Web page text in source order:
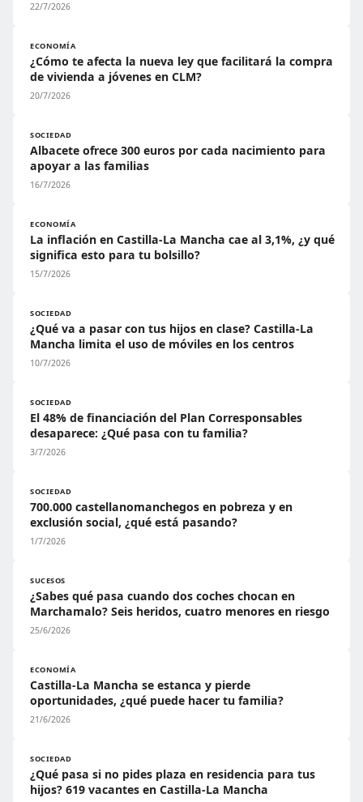
22/7/2026
ECONOMÍA
¿Cómo te afecta la nueva ley que facilitará la compra
de vivienda a jóvenes en CLM?
20/7/2026
SOCIEDAD
Albacete ofrece 300 euros por cada nacimiento para
apoyar a las familias
16/7/2026
ECONOMÍA
La inflación en Castilla-La Mancha cae al 3,1%, ¿y qué
significa esto para tu bolsillo?
15/7/2026
SOCIEDAD
¿Qué va a pasar con tus hijos en clase? Castilla-La
Mancha limita el uso de móviles en los centros
10/7/2026
SOCIEDAD
El 48% de financiación del Plan Corresponsables
desaparece: ¿Qué pasa con tu familia?
3/7/2026
SOCIEDAD
700.000 castellanomanchegos en pobreza y en
exclusión social, ¿qué está pasando?
1/7/2026
SUCESOS
¿Sabes qué pasa cuando dos coches chocan en
Marchamalo? Seis heridos, cuatro menores en riesgo
25/6/2026
ECONOMÍA
Castilla-La Mancha se estanca y pierde
oportunidades, ¿qué puede hacer tu familia?
21/6/2026
SOCIEDAD
¿Qué pasa si no pides plaza en residencia para tus
hijos? 619 vacantes en Castilla-La Mancha